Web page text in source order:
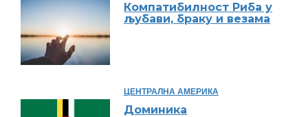
Компатибилност Риба у
љубави, браку и везама
ЦЕНТРАЛНА АМЕРИКА
Доминика